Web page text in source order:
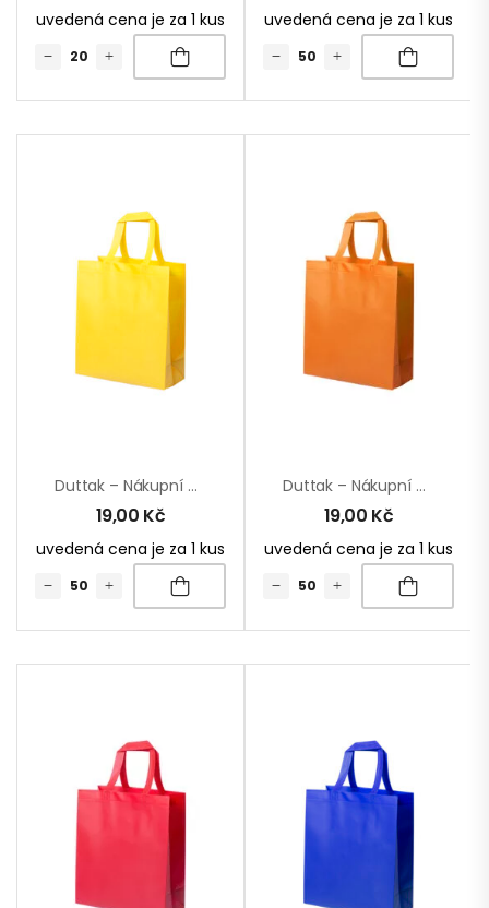
uvedená cena je za 1 kus uvedená cena je za 1 kus
Duttak – Nákupní Taška
19,00 Kč
uvedená cena je za 1 kus
Duttak – Nákupní Taška
19,00 Kč
uvedená cena je za 1 kus